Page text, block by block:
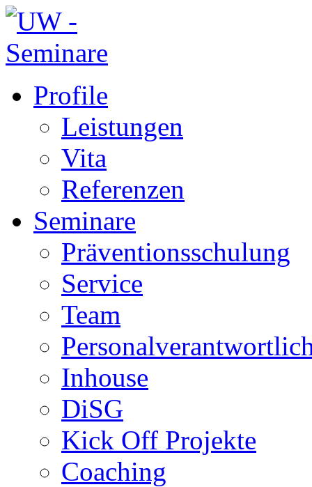
Profile
Leistungen
Vita
Referenzen
Seminare
Präventionsschulung
Service
Team
Inhouse
DiSG
Kick Off Projekte
Coaching